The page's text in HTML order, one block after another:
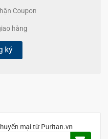
Coupon
hàng
ký
mại từ Puritan.vn